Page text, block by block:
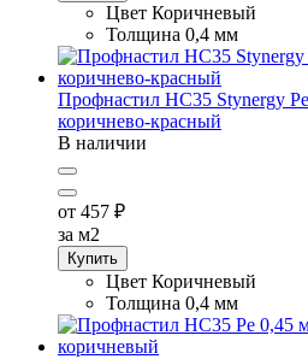
Цвет Коричневый
Толщина 0,4 мм
Профнастил НС35 Stynergy
коричнево-красный
В наличии
от 457 ₽
за м2
Купить
Цвет Коричневый
Толщина 0,4 мм